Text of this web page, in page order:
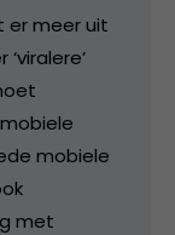
er meer uit
mobiele
met